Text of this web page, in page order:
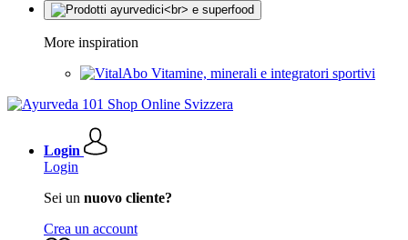
More inspiration
Vitamine, minerali e integratori sportivi
Login
Login
Sei un nuovo cliente?
Crea un account